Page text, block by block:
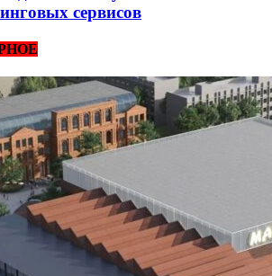
сервисов